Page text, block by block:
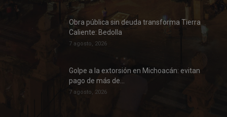
Obra pública sin deuda transforma Tierra
Caliente: Bedolla
7 agosto, 2026
Golpe a la extorsión en Michoacán: evitan
pago de más de...
7 agosto, 2026